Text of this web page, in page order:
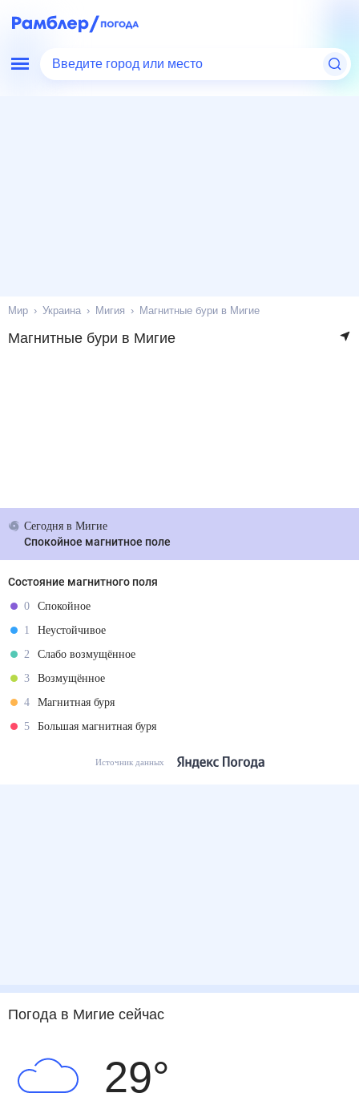
Введите город или место
Мир Украина Мигия Магнитные бури в Мигие
Магнитные бури в Мигие
Сегодняв Мигие
Спокойное магнитное поле
Состояние магнитного поля
0
Спокойное
1
Неустойчивое
2
Слабо возмущённое
3
Возмущённое
4
Магнитная буря
5
Большая магнитная буря
Источник данных
Погода в Мигиесейчас
29°